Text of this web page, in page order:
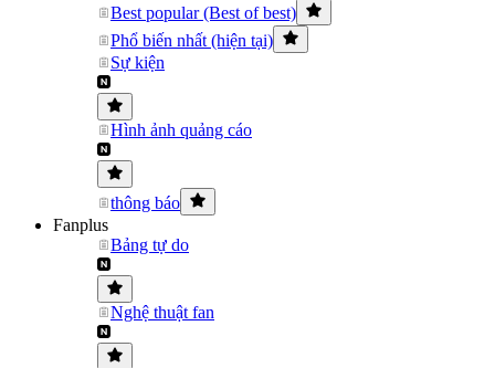
Best popular (Best of best)
Phổ biến nhất (hiện tại)
Sự kiện
Hình ảnh quảng cáo
thông báo
Fanplus
Bảng tự do
Nghệ thuật fan